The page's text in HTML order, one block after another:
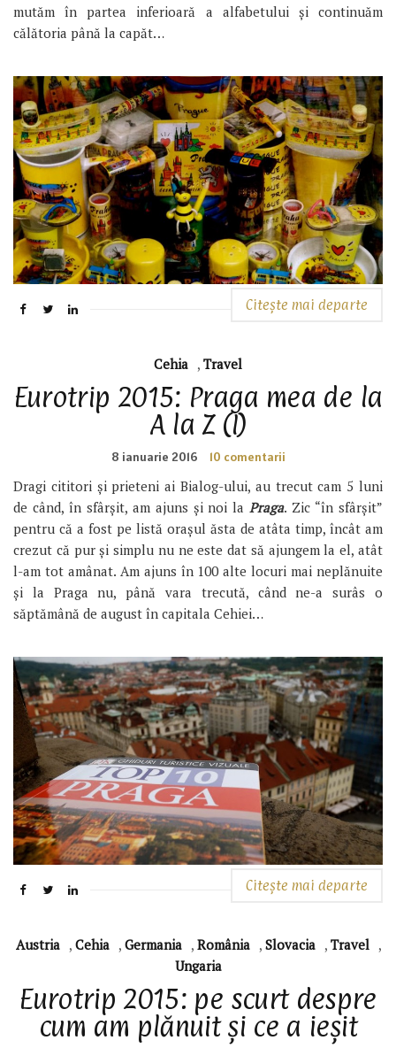
mutăm în partea inferioară a alfabetului și continuăm
călătoria până la capăt…
Citește mai departe
Cehia , Travel
Eurotrip 2015: Praga mea de la
A la Z (I)
8 ianuarie 2016 10 comentarii
Dragi cititori și prieteni ai Bialog-ului, au trecut cam 5 luni
de când, în sfârșit, am ajuns și noi la Praga. Zic “în sfârșit”
pentru că a fost pe listă orașul ăsta de atâta timp, încât am
crezut că pur și simplu nu ne este dat să ajungem la el, atât
l-am tot amânat. Am ajuns în 100 alte locuri mai neplănuite
și la Praga nu, până vara trecută, când ne-a surâs o
săptămână de august în capitala Cehiei…
Citește mai departe
Austria , Cehia , Germania , România , Slovacia , Travel ,
Ungaria
Eurotrip 2015: pe scurt despre
cum am plănuit și ce a ieșit